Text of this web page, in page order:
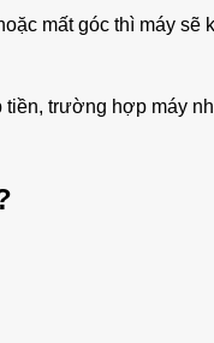
mất góc thì máy sẽ
trường hợp máy